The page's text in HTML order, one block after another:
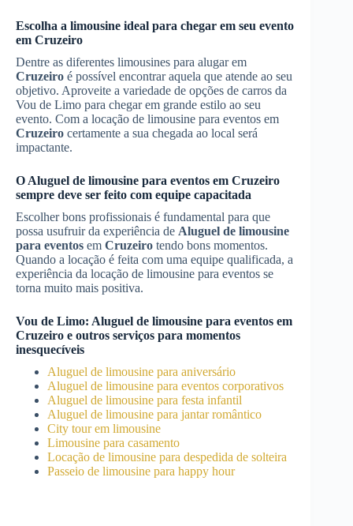
Escolha a limousine ideal para chegar em seu evento
em Cruzeiro
Dentre as diferentes limousines para alugar em
Cruzeiro é possível encontrar aquela que atende ao seu
objetivo. Aproveite a variedade de opções de carros da
Vou de Limo para chegar em grande estilo ao seu
evento. Com a locação de limousine para eventos em
Cruzeiro certamente a sua chegada ao local será
impactante.
O Aluguel de limousine para eventos em Cruzeiro
sempre deve ser feito com equipe capacitada
Escolher bons profissionais é fundamental para que
possa usufruir da experiência de Aluguel de limousine
para eventos em Cruzeiro tendo bons momentos.
Quando a locação é feita com uma equipe qualificada, a
experiência da locação de limousine para eventos se
torna muito mais positiva.
Vou de Limo: Aluguel de limousine para eventos em
Cruzeiro e outros serviços para momentos
inesquecíveis
Aluguel de limousine para aniversário
Aluguel de limousine para eventos corporativos
Aluguel de limousine para festa infantil
Aluguel de limousine para jantar romântico
City tour em limousine
Limousine para casamento
Locação de limousine para despedida de solteira
Passeio de limousine para happy hour